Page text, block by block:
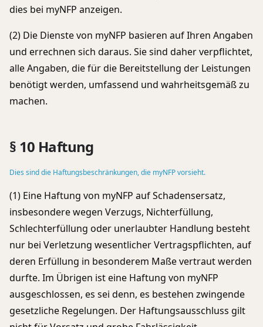
dies bei myNFP anzeigen.
(2) Die Dienste von myNFP basieren auf Ihren Angaben
und errechnen sich daraus. Sie sind daher verpflichtet,
alle Angaben, die für die Bereitstellung der Leistungen
benötigt werden, umfassend und wahrheitsgemäß zu
machen.
§ 10 Haftung
Dies sind die Haftungsbeschränkungen, die myNFP vorsieht.
(1) Eine Haftung von myNFP auf Schadensersatz,
insbesondere wegen Verzugs, Nichterfüllung,
Schlechterfüllung oder unerlaubter Handlung besteht
nur bei Verletzung wesentlicher Vertragspflichten, auf
deren Erfüllung in besonderem Maße vertraut werden
durfte. Im Übrigen ist eine Haftung von myNFP
ausgeschlossen, es sei denn, es bestehen zwingende
gesetzliche Regelungen. Der Haftungsausschluss gilt